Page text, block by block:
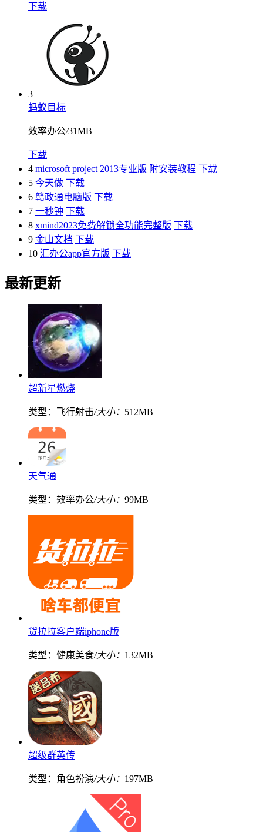
下载
3
蚂蚁目标
效率办公/31MB
下载
4 microsoft project 2013专业版 附安装教程 下载
5 今天做 下载
6 赣政通电脑版 下载
7 一秒钟 下载
8 xmind2023免费解锁全功能完整版 下载
9 金山文档 下载
10 汇办公app官方版 下载
最新更新
超新星燃烧
类型：飞行射击/大小： 512MB
天气通
类型：效率办公/大小： 99MB
货拉拉客户端iphone版
类型：健康美食/大小： 132MB
超级群英传
类型：角色扮演/大小： 197MB